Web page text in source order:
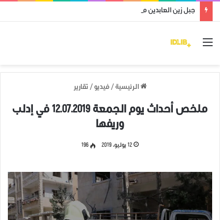
جبل زين العابدين محرر من قوات النظام وميليشياته
القائمة
الرئيسية / فيديو / تقارير
ملخص أحداث يوم الجمعة 12.07.2019 في إدلب
وريفها
12 يوليو، 2019 196